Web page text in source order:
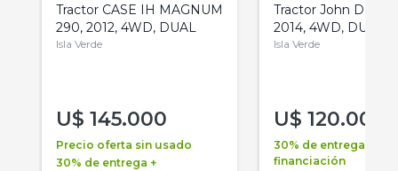
Tractor CASE IH MAGNUM
290, 2012, 4WD, DUAL
Isla Verde
U$ 145.000
Precio oferta sin usado
30% de entrega +
Tractor John Deere
2014, 4WD, DUAL
Isla Verde
U$ 120.000
30% de entrega +
financiación